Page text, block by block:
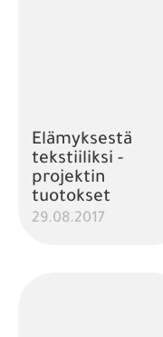
Elämyksestä
tekstiiliksi -
projektin
tuotokset
29.08.2017